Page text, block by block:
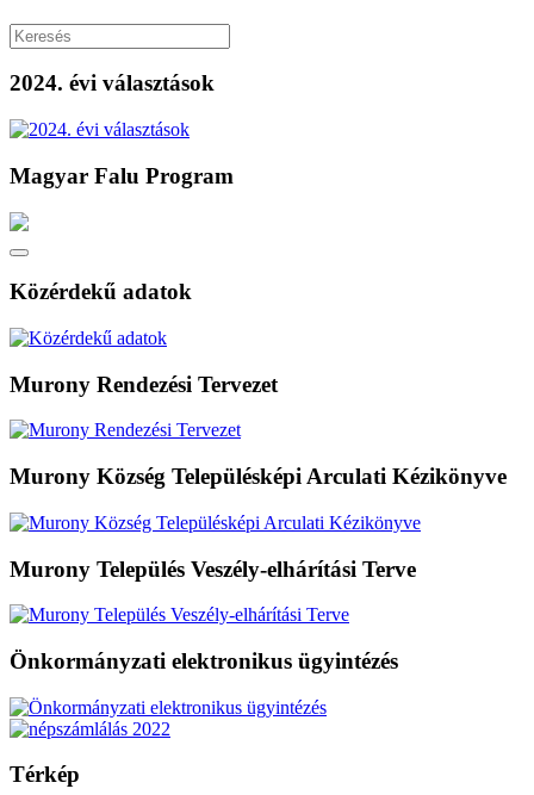
2024. évi választások
Magyar Falu Program
Közérdekű adatok
Murony Rendezési Tervezet
Murony Község Településképi Arculati Kézikönyve
Murony Település Veszély-elhárítási Terve
Önkormányzati elektronikus ügyintézés
Térkép